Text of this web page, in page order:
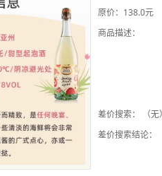
原价：138.0元
商品描述：
差价搜索： （无
差价搜索结论：